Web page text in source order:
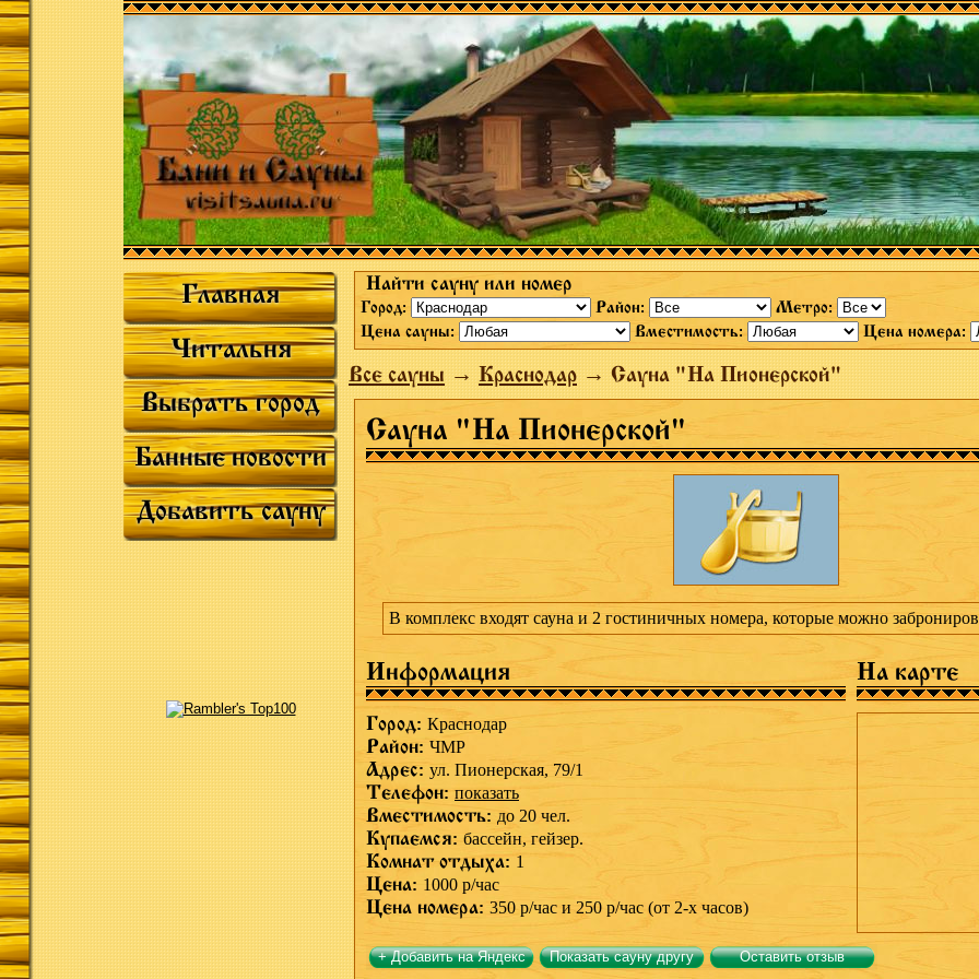
Главная
Читальня
Выбрать город
Банные новости
Добавить сауну
Найти сауну или номер
Город: Район:
Метро:
Цена сауны:
Вместимость: Цена номера:
Все сауны→Краснодар→ Сауна "На Пионерской"
Сауна "На Пионерской"
В комплекс входят сауна и 2 гостиничных номера, которые можно
Информация На карте
Город: Краснодар
Район: ЧМР
Адрес: ул. Пионерская, 79/1
Телефон: показать
Вместимость: до 20 чел.
Купаемся: бассейн, гейзер.
Комнат отдыха: 1
Цена: 1000 р/час
Цена номера: 350 р/час и 250 р/час (от 2-х часов)
+ Добавить на Яндекс Показать сауну другу Оставить отзыв